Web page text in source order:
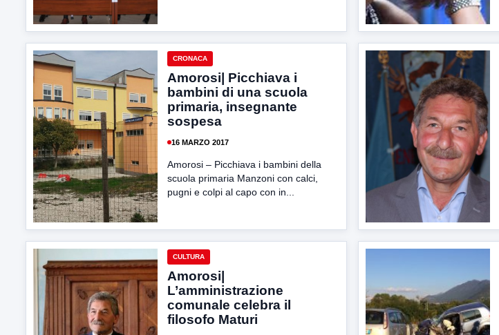
CRONACA
Amorosi| Picchiava i
bambini di una scuola
primaria, insegnante
sospesa
16 MARZO 2017
Amorosi – Picchiava i bambini della
scuola primaria Manzoni con calci,
pugni e colpi al capo con in...
CULTURA
Amorosi|
L’amministrazione
comunale celebra il
filosofo Maturi